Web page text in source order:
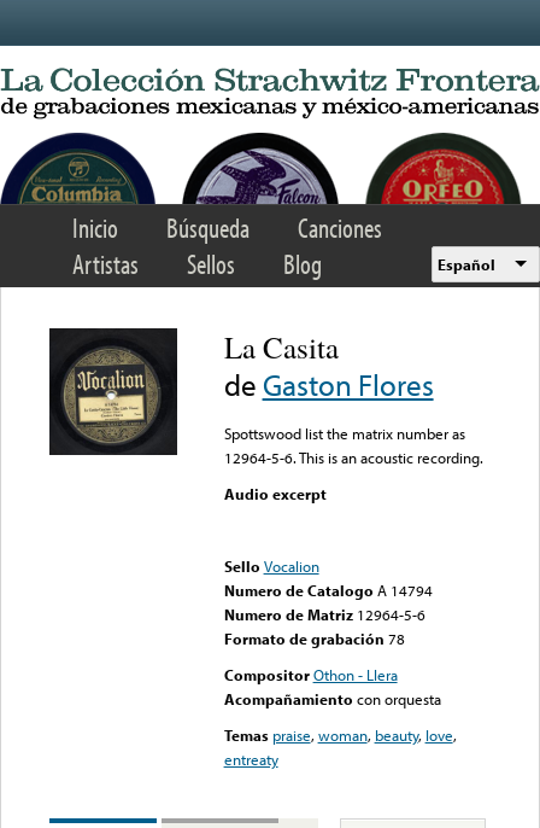
Inicio Búsqueda
Canciones
Artistas
Sellos Blog Español
La Casita
de Gaston Flores
Spottswood list the matrix number as
12964-5-6. This is an acoustic recording.
Audio excerpt
Sello Vocalion
Numero de Catalogo A 14794
Numero de Matriz 12964-5-6
Formato de grabación 78
Compositor Othon - Llera
Acompañamiento con orquesta
Temas praise,woman, beauty, love,
entreaty